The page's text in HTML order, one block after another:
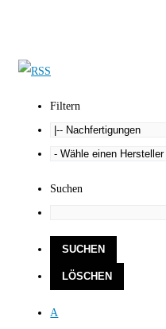
Filtern
Suchen
A